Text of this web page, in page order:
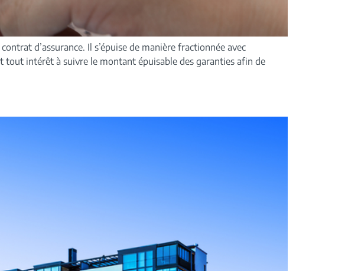
d’assurance. Il s’épuise de manière fractionnée avec
tout intérêt à suivre le montant épuisable des garanties afin de